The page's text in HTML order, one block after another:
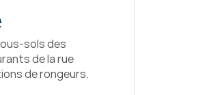
sols des
de la rue
de rongeurs.